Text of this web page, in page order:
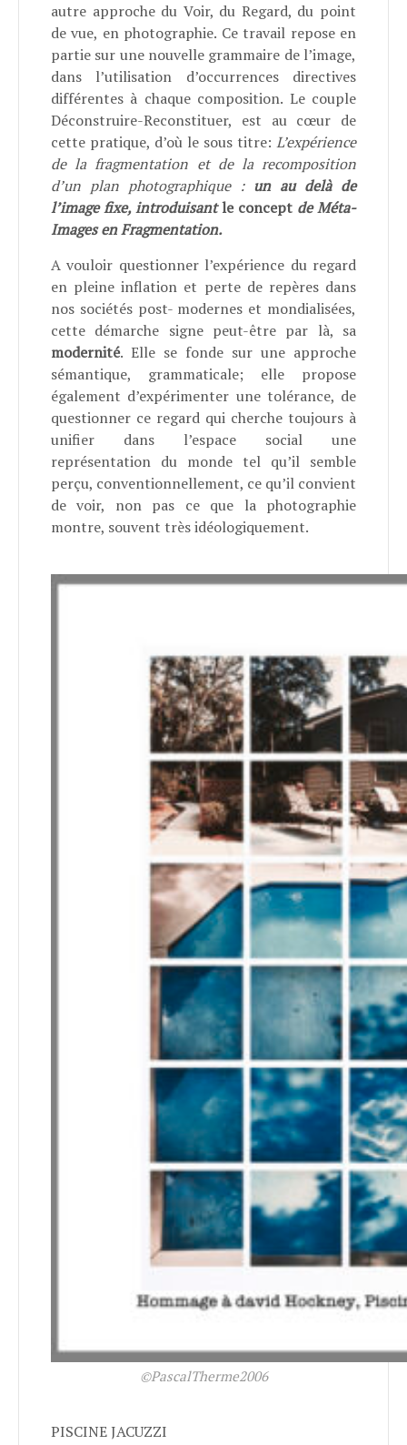
autre approche du Voir, du Regard, du point
de vue, en photographie. Ce travail repose en
partie sur une nouvelle grammaire de l’image,
dans l’utilisation d’occurrences directives
différentes à chaque composition. Le couple
Déconstruire-Reconstituer, est au cœur de
cette pratique, d’où le sous titre: L’expérience
de la fragmentation et de la recomposition
d’un plan photographique :un au delà de
l’image fixe, introduisantle concept de Méta-
Images en Fragmentation.
A vouloir questionner l’expérience du regard
en pleine inflation et perte de repères dans
nos sociétés post- modernes et mondialisées,
cette démarche signe peut-être par là, sa
modernité. Elle se fonde sur une approche
sémantique, grammaticale; elle propose
également d’expérimenter une tolérance, de
questionner ce regard qui cherche toujours à
unifier dans l’espace social une
représentation du monde tel qu’il semble
perçu, conventionnellement, ce qu’il convient
de voir, non pas ce que la photographie
montre, souvent très idéologiquement.
©PascalTherme2006
PISCINE JACUZZI